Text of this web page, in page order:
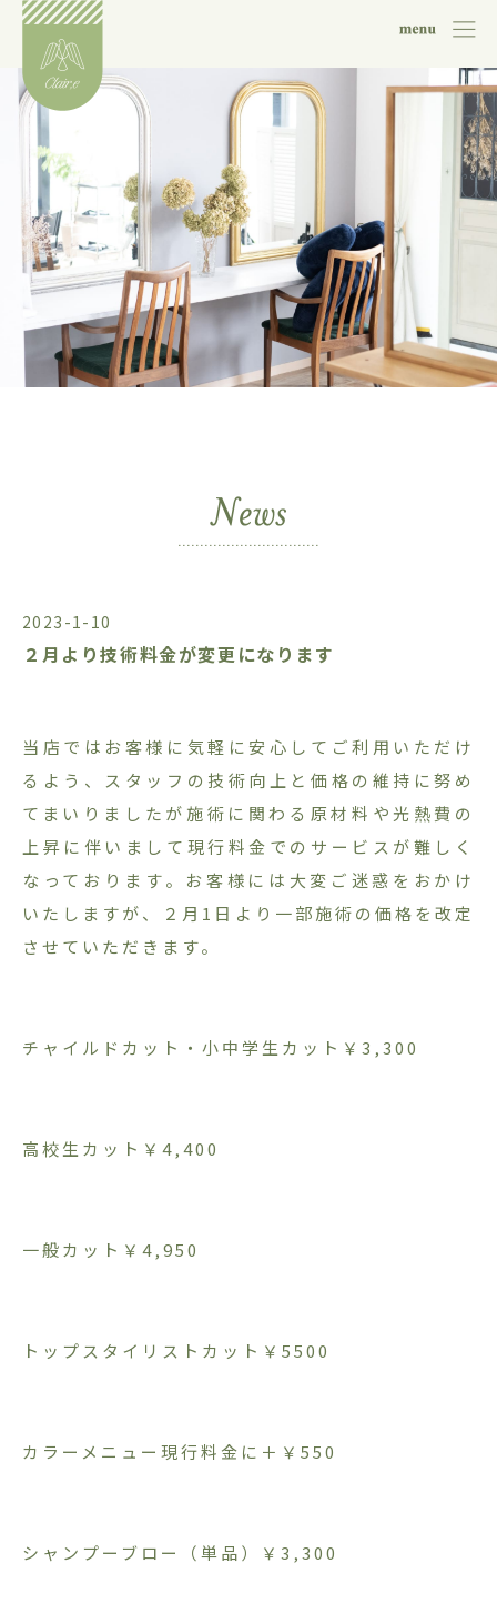
2023-1-10
２月より技術料金が変更になります
当店ではお客様に気軽に安心してご利用いただけ
るよう、スタッフの技術向上と価格の維持に努め
てまいりましたが施術に関わる原材料や光熱費の
上昇に伴いまして現行料金でのサービスが難しく
なっております。お客様には大変ご迷惑をおかけ
いたしますが、２月1日より一部施術の価格を改定
させていただきます。
チャイルドカット・小中学生カット￥3,300
高校生カット￥4,400
一般カット￥4,950
トップスタイリストカット￥5500
カラーメニュー現行料金に＋￥550
シャンプーブロー（単品）￥3,300